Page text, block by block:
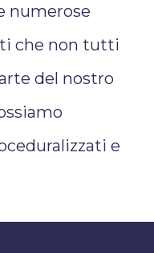
numerose
che non tutti
del nostro
e